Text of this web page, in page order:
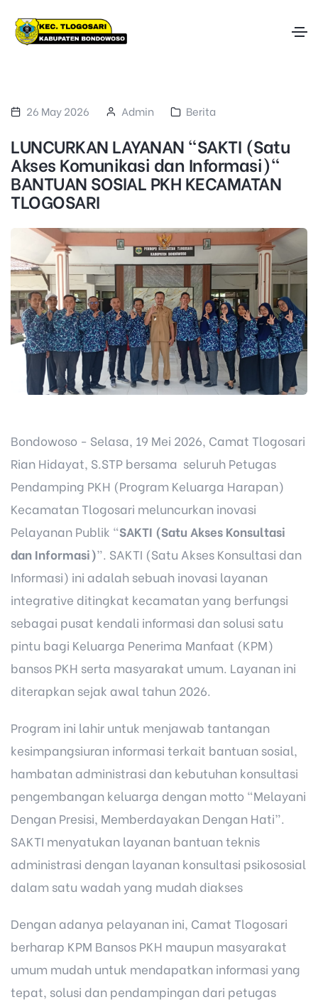
26 May 2026 Admin Berita
LUNCURKAN LAYANAN "SAKTI (Satu
Akses Komunikasi dan Informasi)"
BANTUAN SOSIAL PKH KECAMATAN
TLOGOSARI
Bondowoso - Selasa, 19 Mei 2026, Camat Tlogosari
Rian Hidayat, S.STP bersama seluruh Petugas
Pendamping PKH (Program Keluarga Harapan)
Kecamatan Tlogosari meluncurkan inovasi
Pelayanan Publik “SAKTI (Satu Akses Konsultasi
dan Informasi)”. SAKTI (Satu Akses Konsultasi dan
Informasi) ini adalah sebuah inovasi layanan
integrative ditingkat kecamatan yang berfungsi
sebagai pusat kendali informasi dan solusi satu
pintu bagi Keluarga Penerima Manfaat (KPM)
bansos PKH serta masyarakat umum. Layanan ini
diterapkan sejak awal tahun 2026.
Program ini lahir untuk menjawab tantangan
kesimpangsiuran informasi terkait bantuan sosial,
hambatan administrasi dan kebutuhan konsultasi
pengembangan keluarga dengan motto “Melayani
Dengan Presisi, Memberdayakan Dengan Hati”.
SAKTI menyatukan layanan bantuan teknis
administrasi dengan layanan konsultasi psikososial
dalam satu wadah yang mudah diakses
Dengan adanya pelayanan ini, Camat Tlogosari
berharap KPM Bansos PKH maupun masyarakat
umum mudah untuk mendapatkan informasi yang
tepat, solusi dan pendampingan dari petugas